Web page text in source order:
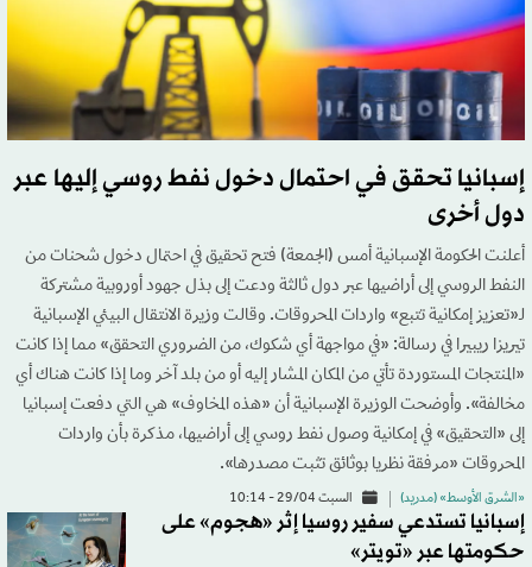
إسبانيا تحقق في احتمال دخول نفط روسي إليها عبر
دول أخرى
أعلنت الحكومة الإسبانية أمس (الجمعة) فتح تحقيق في احتمال دخول شحنات من
النفط الروسي إلى أراضيها عبر دول ثالثة ودعت إلى بذل جهود أوروبية مشتركة
لـ«تعزيز إمكانية تتبع» واردات المحروقات. وقالت وزيرة الانتقال البيئي الإسبانية
تيريزا ريبيرا في رسالة: «في مواجهة أي شكوك، من الضروري التحقق» مما إذا كانت
«المنتجات المستوردة تأتي من المكان المشار إليه أو من بلد آخر وما إذا كانت هناك أي
مخالفة». وأوضحت الوزيرة الإسبانية أن «هذه المخاوف» هي التي دفعت إسبانيا
إلى «التحقيق» في إمكانية وصول نفط روسي إلى أراضيها، مذكرة بأن واردات
المحروقات «مرفقة نظريا بوثائق تثبت مصدرها».
«الشرق الأوسط» (مدريد) السبت 29/04 - 10:14
إسبانيا تستدعي سفير روسيا إثر «هجوم» على
حكومتها عبر «تويتر»